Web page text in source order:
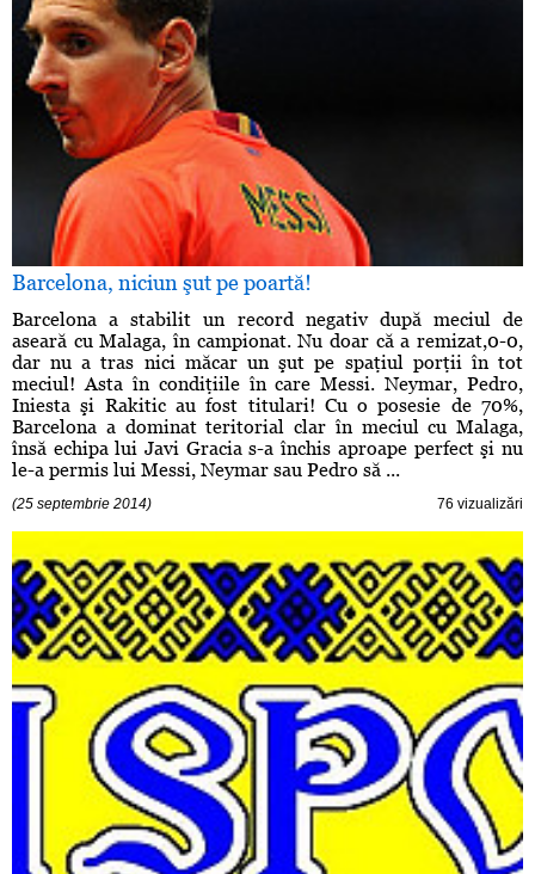
Barcelona, niciun şut pe poartă!
Barcelona a stabilit un record negativ după meciul de
aseară cu Malaga, în campionat. Nu doar că a remizat,0-0,
dar nu a tras nici măcar un şut pe spaţiul porţii în tot
meciul! Asta în condiţiile în care Messi. Neymar, Pedro,
Iniesta şi Rakitic au fost titulari! Cu o posesie de 70%,
Barcelona a dominat teritorial clar în meciul cu Malaga,
însă echipa lui Javi Gracia s-a închis aproape perfect şi nu
le-a permis lui Messi, Neymar sau Pedro să ...
(25 septembrie 2014) 76 vizualizări